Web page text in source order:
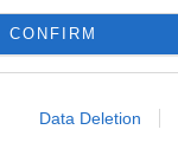
CONFIRM
Data Deletion